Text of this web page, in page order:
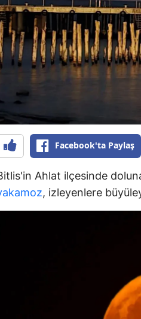
Facebook'ta Paylaş
Ahlat ilçesinde
, izleyenlere